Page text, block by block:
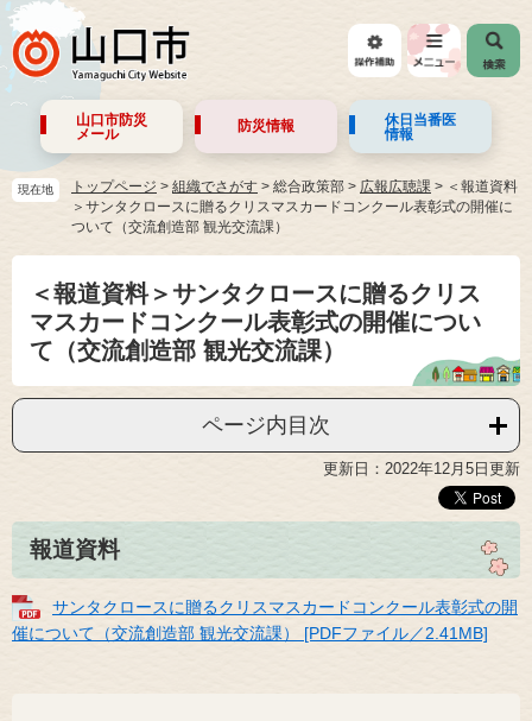
山口市防災
メール
防災情報
休日当番医
情報
現在地 トップページ > 組織でさがす > 総合政策部 > 広報広聴課 > ＜報道資料
＞サンタクロースに贈るクリスマスカードコンクール表彰式の開催に
ついて（交流創造部 観光交流課）
＜報道資料＞サンタクロースに贈るクリス
マスカードコンクール表彰式の開催につい
て（交流創造部 観光交流課）
ページ内目次
更新日：2022年12月5日更新
報道資料
サンタクロースに贈るクリスマスカードコンクール表彰式の開
催について（交流創造部 観光交流課） [PDFファイル／2.41MB]